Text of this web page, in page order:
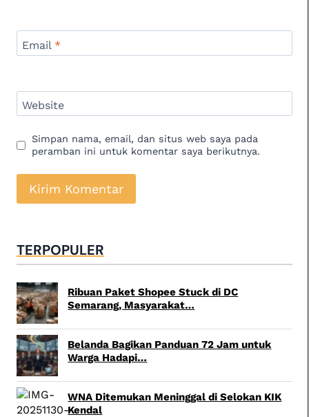
Email *
Website
Simpan nama, email, dan situs web saya pada
peramban ini untuk komentar saya berikutnya.
TERPOPULER
Ribuan Paket Shopee Stuck di DC
Semarang, Masyarakat…
Belanda Bagikan Panduan 72 Jam untuk
Warga Hadapi…
WNA Ditemukan Meninggal di Selokan KIK
Kendal